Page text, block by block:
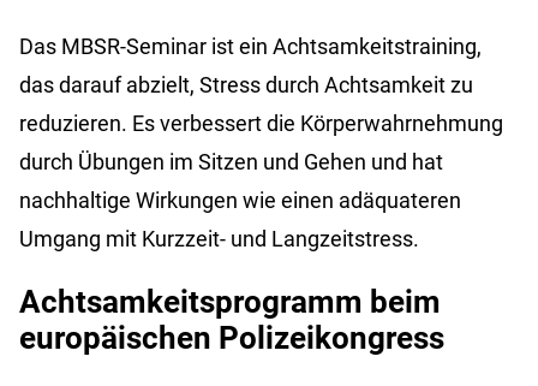
Das MBSR-Seminar ist ein Achtsamkeitstraining,
das darauf abzielt, Stress durch Achtsamkeit zu
reduzieren. Es verbessert die Körperwahrnehmung
durch Übungen im Sitzen und Gehen und hat
nachhaltige Wirkungen wie einen adäquateren
Umgang mit Kurzzeit- und Langzeitstress.
Achtsamkeitsprogramm beim
europäischen Polizeikongress